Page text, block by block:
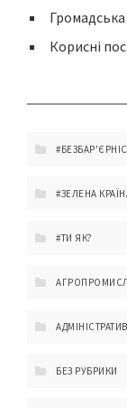
Корисні
#ЗЕЛЕНА
#ТИ ЯК?
БЕЗ РУБРИКИ